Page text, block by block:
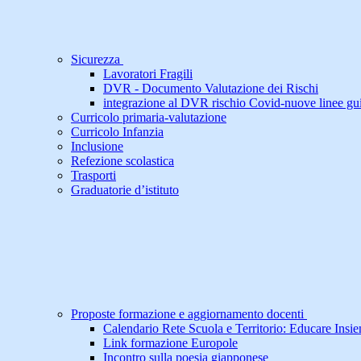
Sicurezza
Lavoratori Fragili
DVR - Documento Valutazione dei Rischi
integrazione al DVR rischio Covid-nuove linee
Curricolo primaria-valutazione
Curricolo Infanzia
Inclusione
Refezione scolastica
Trasporti
Graduatorie d’istituto
Proposte formazione e aggiornamento docenti
Calendario Rete Scuola e Territorio: Educare
Link formazione Europole
Incontro sulla poesia giapponese